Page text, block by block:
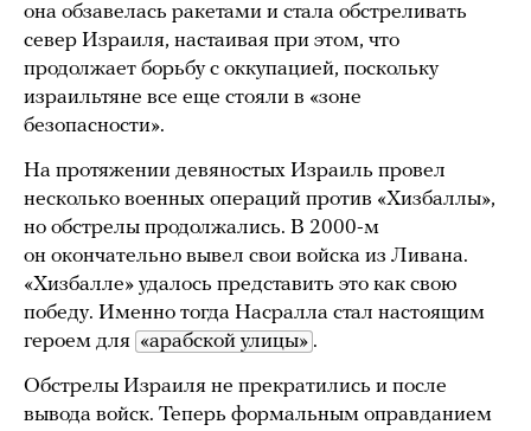
она обзавелась ракетами и стала обстреливать
север Израиля, настаивая при этом, что
продолжает борьбу с оккупацией, поскольку
израильтяне все еще стояли в «зоне
безопасности».
На протяжении девяностых Израиль провел
несколько военных операций против «Хизбаллы»,
но обстрелы продолжались. В 2000-м
он окончательно вывел свои войска из Ливана.
«Хизбалле» удалось представить это как свою
победу. Именно тогда Насралла стал настоящим
героем для «арабской улицы» .
Обстрелы Израиля не прекратились и после
вывода войск. Теперь формальным оправданием